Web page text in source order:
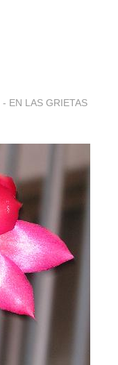
- EN LAS GRIETAS